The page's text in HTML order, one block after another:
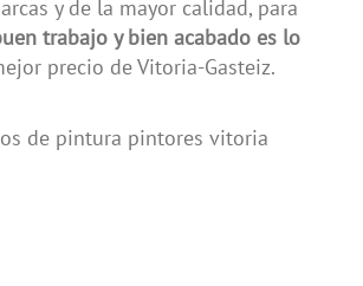
y de la mayor calidad, para
trabajo y bien acabado es lo
precio de Vitoria-Gasteiz.